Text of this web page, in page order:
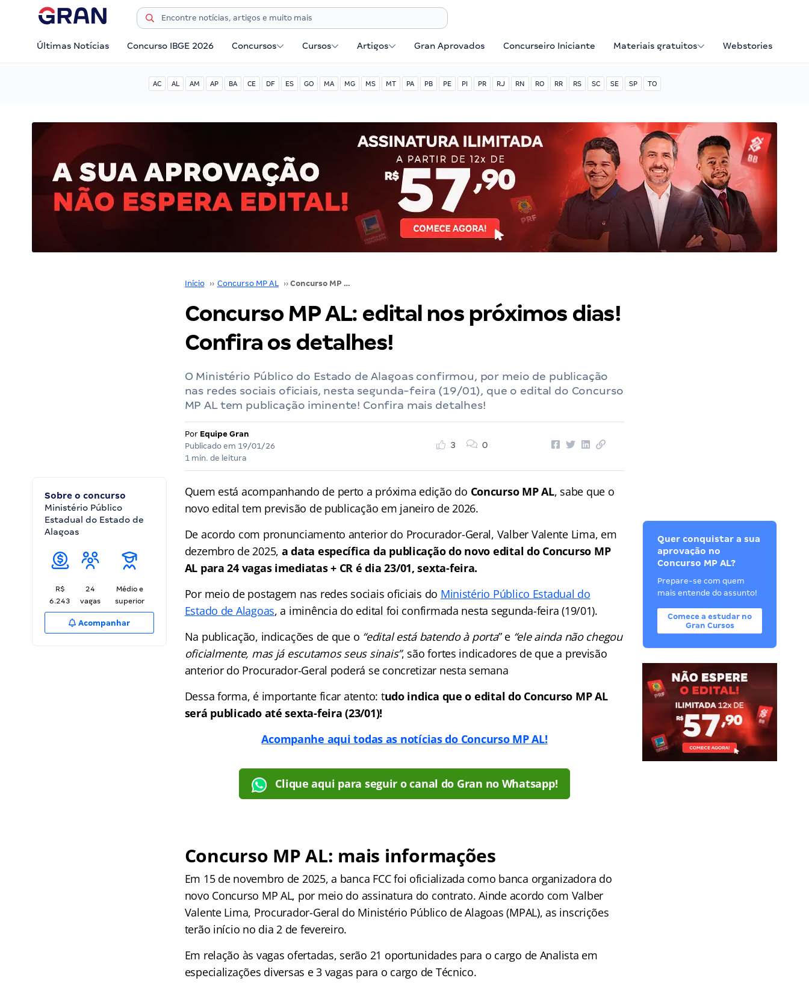
Últimas Notícias Concurso IBGE 2026 Concursos Cursos Artigos Gran Aprovados Concurseiro Iniciante Materiais gratuitos Webstories
AC AL AM AP BA CE DF ES GO MA MG MS MT PA PB PE PI PR RJ RN RO RR RS SC SE SP TO
Início ›› Concurso MP AL ›› Concurso MP AL: edital nos próximos dias! Confira os detalhes!
Concurso MP AL: edital nos próximos dias!
Confira os detalhes!
O Ministério Público do Estado de Alagoas confirmou, por meio de publicação
nas redes sociais oficiais, nesta segunda-feira (19/01), que o edital do Concurso
MP AL tem publicação iminente! Confira mais detalhes!
Por Equipe Gran
Publicado em 19/01/26
1 min. de leitura
3 0
Sobre o concurso
Ministério Público
Estadual do Estado de
Alagoas
R$
6.243
24
vagas
Médio e
superior
Acompanhar
Quem está acompanhando de perto a próxima edição do Concurso MP AL, sabe que o
novo edital tem previsão de publicação em janeiro de 2026.
De acordo com pronunciamento anterior do Procurador-Geral, Valber Valente Lima, em
dezembro de 2025, a data específica da publicação do novo edital do Concurso MP
AL para 24 vagas imediatas + CR é dia 23/01, sexta-feira.
Por meio de postagem nas redes sociais oficiais do Ministério Público Estadual do
Estado de Alagoas, a iminência do edital foi confirmada nesta segunda-feira (19/01).
Na publicação, indicações de que o “edital está batendo à porta” e“ele ainda não chegou
oficialmente, mas já escutamos seus sinais”, são fortes indicadores de que a previsão
anterior do Procurador-Geral poderá se concretizar nesta semana
Dessa forma, é importante ficar atento: tudo indica que o edital do Concurso MP AL
será publicado até sexta-feira (23/01)!
Acompanhe aqui todas as notícias do Concurso MP AL!
Clique aqui para seguir o canal do Gran no Whatsapp!
Concurso MP AL: mais informações
Em 15 de novembro de 2025, a banca FCC foi oficializada como banca organizadora do
novo Concurso MP AL, por meio do assinatura do contrato. Ainde acordo com Valber
Valente Lima, Procurador-Geral do Ministério Público de Alagoas (MPAL), as inscrições
terão início no dia 2 de fevereiro.
Em relação às vagas ofertadas, serão 21 oportunidades para o cargo de Analista em
especializações diversas e 3 vagas para o cargo de Técnico.
Quer conquistar a sua
aprovação no
Concurso MP AL?
Prepare-se com quem
mais entende do assunto!
Comece a estudar no
Gran Cursos